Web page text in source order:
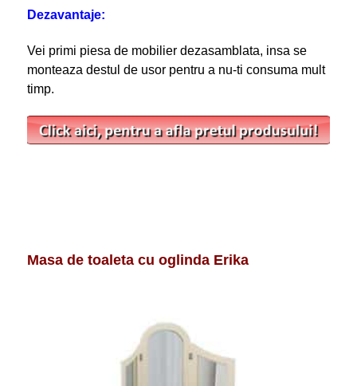
Dezavantaje:
Vei primi piesa de mobilier dezasamblata, insa se
monteaza destul de usor pentru a nu-ti consuma mult
timp.
Masa de toaleta cu oglinda Erika